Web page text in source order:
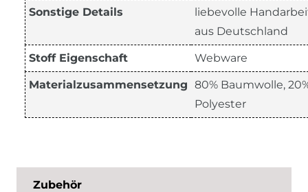
Sonstige Details
liebevolle
aus Deutschland
Stoff Eigenschaft Webware
Materialzusammensetzung 80% Baumwolle,
Polyester
Zubehör